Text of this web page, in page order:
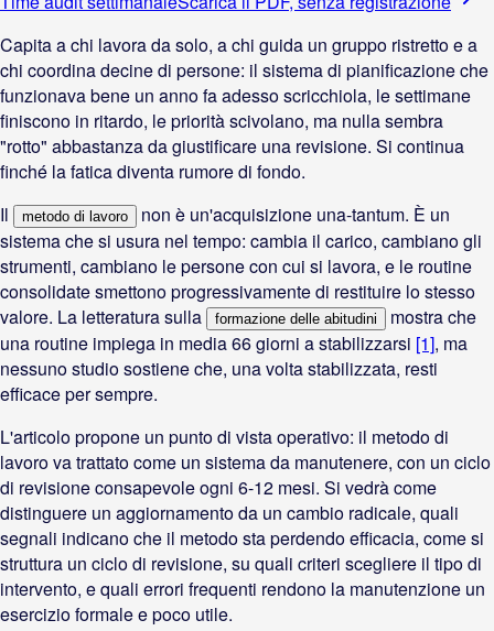
Capita a chi lavora da solo, a chi guida un gruppo ristretto e a
chi coordina decine di persone: il sistema di pianificazione che
funzionava bene un anno fa adesso scricchiola, le settimane
finiscono in ritardo, le priorità scivolano, ma nulla sembra
"rotto" abbastanza da giustificare una revisione. Si continua
finché la fatica diventa rumore di fondo.
Il
metodo di lavoro
non è un'acquisizione una-tantum. È un
sistema che si usura nel tempo: cambia il carico, cambiano gli
strumenti, cambiano le persone con cui si lavora, e le routine
consolidate smettono progressivamente di restituire lo stesso
valore. La letteratura sulla
formazione delle abitudini
mostra che
una routine impiega in media 66 giorni a stabilizzarsi [1], ma
nessuno studio sostiene che, una volta stabilizzata, resti
efficace per sempre.
L'articolo propone un punto di vista operativo: il metodo di
lavoro va trattato come un sistema da manutenere, con un ciclo
di revisione consapevole ogni 6-12 mesi. Si vedrà come
distinguere un aggiornamento da un cambio radicale, quali
segnali indicano che il metodo sta perdendo efficacia, come si
struttura un ciclo di revisione, su quali criteri scegliere il tipo di
intervento, e quali errori frequenti rendono la manutenzione un
esercizio formale e poco utile.